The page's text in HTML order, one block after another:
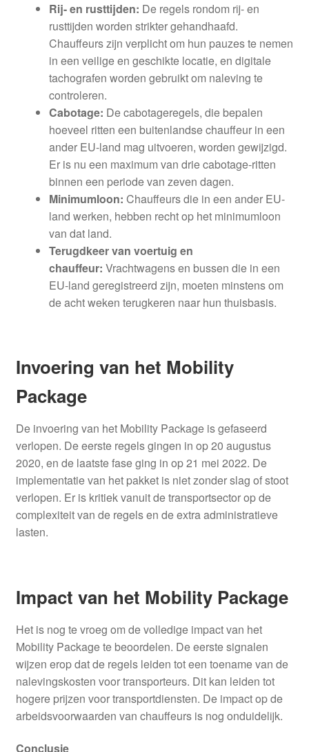
Rij- en rusttijden: De regels rondom rij- en
rusttijden worden strikter gehandhaafd.
Chauffeurs zijn verplicht om hun pauzes te nemen
in een veilige en geschikte locatie, en digitale
tachografen worden gebruikt om naleving te
controleren.
Cabotage: De cabotageregels, die bepalen
hoeveel ritten een buitenlandse chauffeur in een
ander EU-land mag uitvoeren, worden gewijzigd.
Er is nu een maximum van drie cabotage-ritten
binnen een periode van zeven dagen.
Minimumloon: Chauffeurs die in een ander EU-
land werken, hebben recht op het minimumloon
van dat land.
Terugdkeer van voertuig en
chauffeur: Vrachtwagens en bussen die in een
EU-land geregistreerd zijn, moeten minstens om
de acht weken terugkeren naar hun thuisbasis.
Invoering van het Mobility
Package
De invoering van het Mobility Package is gefaseerd
verlopen. De eerste regels gingen in op 20 augustus
2020, en de laatste fase ging in op 21 mei 2022. De
implementatie van het pakket is niet zonder slag of stoot
verlopen. Er is kritiek vanuit de transportsector op de
complexiteit van de regels en de extra administratieve
lasten.
Impact van het Mobility Package
Het is nog te vroeg om de volledige impact van het
Mobility Package te beoordelen. De eerste signalen
wijzen erop dat de regels leiden tot een toename van de
nalevingskosten voor transporteurs. Dit kan leiden tot
hogere prijzen voor transportdiensten. De impact op de
arbeidsvoorwaarden van chauffeurs is nog onduidelijk.
Conclusie